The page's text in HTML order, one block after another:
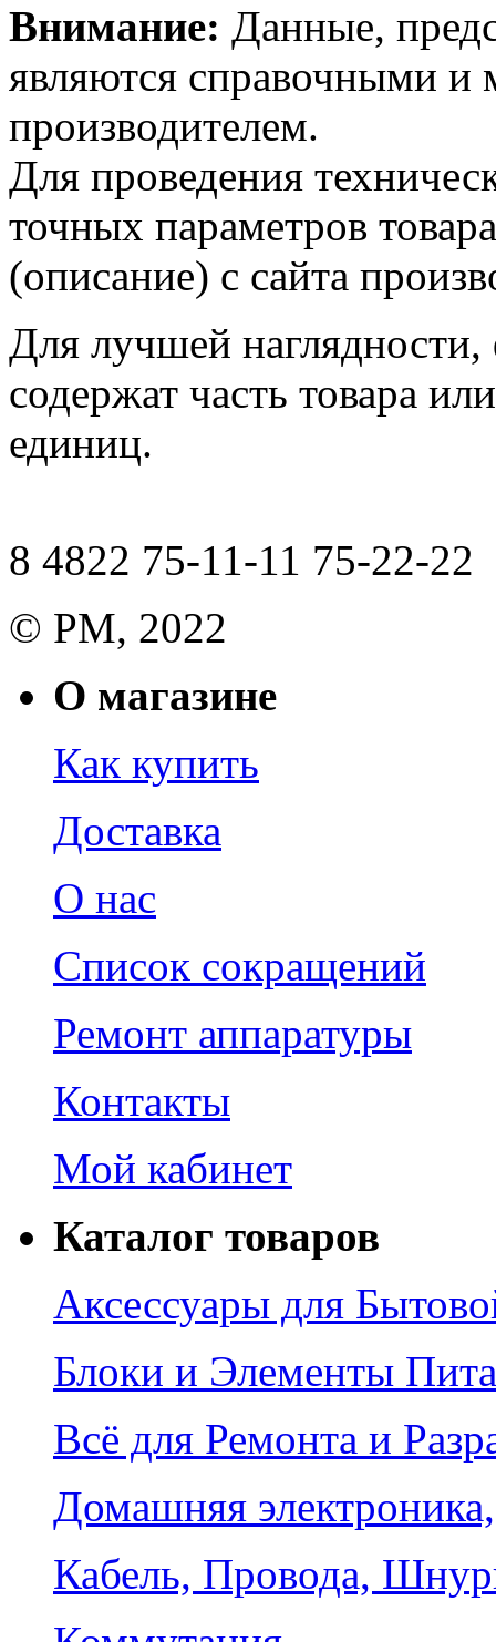
Внимание: Данные,
являются справочными и
производителем.
Для проведения
точных параметров
(описание) с сайта
Для лучшей наглядности,
содержат часть товара
единиц.
8 4822 75-11-11 75-22-22
© РМ, 2022
О магазине
Как купить
Доставка
О нас
Список сокращений
Ремонт аппаратуры
Контакты
Мой кабинет
Каталог товаров
Аксессуары для
Блоки и Элементы
Всё для Ремонта и
Домашняя
Кабель, Провода,